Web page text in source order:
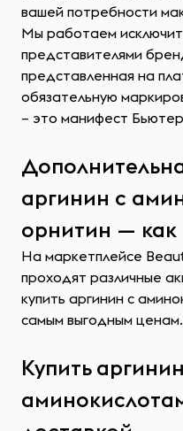
вашей потребности
Мы работаем
представителями
представленная на
обязательную
– это манифест
аргинин с
орнитин — как
На маркетплейсе
проходят различные
купить аргинин с
самым выгодным ценам.
Купить